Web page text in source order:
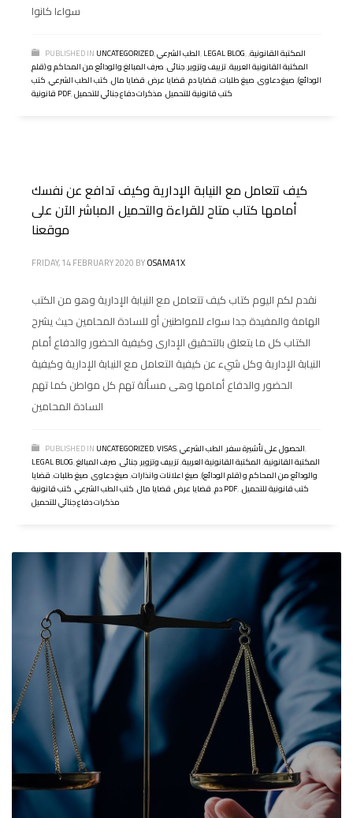
سواءا كانوا
PUBLISHED IN UNCATEGORIZED,الطب الشرعي,LEGAL BLOG, المكتبة القانونية,
المكتبة القانونية العربية,تزييف وتزوير,جنائى,صرف المبالغ والودائع من المحاكم و (قلم
الودائع),صيغ دعاوى,صيغ طلبات,قضايا دم,قضايا عرض,قضايا مال,كتب الطب الشرعي,كتب
قانونية PDF, كتب قانونية للتحميل,مذكرات دفاع جنائي للتحميل
كيف تتعامل مع النيابة الإدارية وكيف تدافع عن نفسك
أمامها كتاب متاح للقراءة والتحميل المباشر الآن على
موقعنا
FRIDAY, 14 FEBRUARY 2020 BYOSAMA1X
نقدم لكم اليوم كتاب كيف تتعامل مع النيابة الإدارية وهو من الكتب
الهامة والمفيدة جدا سواء للمواطنين أو للسادة المحامين حيث يشرح
الكتاب كل ما يتعلق بالتحقيق الإدارى وكيفية الحضور والدفاع أمام
النيابة الإدارية وكل شيء عن كيفية التعامل مع النيابة الإدارية وكيفية
الحضور والدفاع أمامها وهى مسألة تهم كل مواطن كما تهم
السادة المحامين
PUBLISHED IN UNCATEGORIZED,VISAS, الحصول على تأشيرة سفر,الطب الشرعي
,
LEGAL BLOG, المكتبة القانونية,المكتبة القانونية العربية,تزييف وتزوير,جنائى,صرف المبالغ
والودائع من المحاكم و (قلم الودائع),صيغ اعلانات وانذارات,صيغ دعاوى,صيغ طلبات,قضايا
دم,قضايا عرض,قضايا مال,كتب الطب الشرعي, كتب قانونية PDF, كتب قانونية للتحميل,
مذكرات دفاع جنائي للتحميل